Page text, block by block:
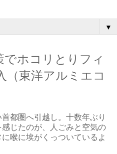
▼
でホコリとりフィ
（東洋アルミエコ
都圏へ引越し。十数年ぶり
じたのが、人ごみと空気の
喉に埃がくっついているよ